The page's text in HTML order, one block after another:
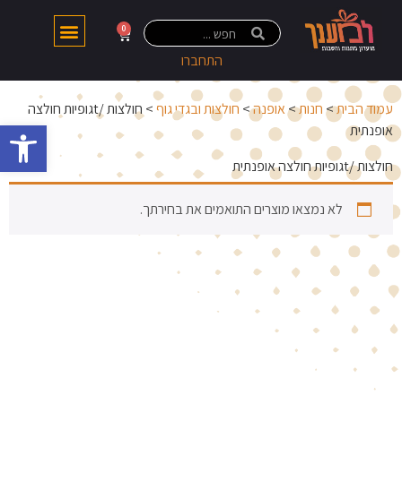
התחברו
0
עמוד הבית>חנות>אופנה> חולצות ובגדי גוף
> חולצות /tגופיות חולצה
אופנתית
חולצות /tגופיות חולצה אופנתית
לא נמצאו מוצרים התואמים את בחירתך.